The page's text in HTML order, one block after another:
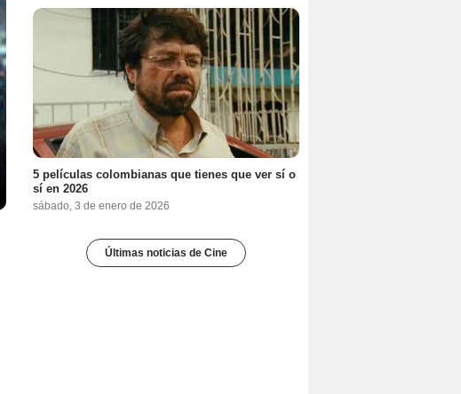
5 películas colombianas que tienes que ver sí o
sí en 2026
sábado, 3 de enero de 2026
Últimas noticias de Cine